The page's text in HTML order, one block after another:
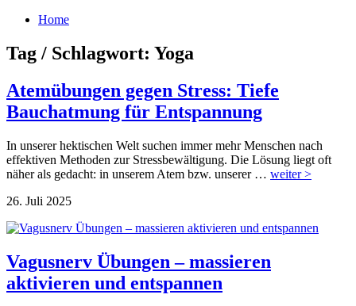
Home
Tag / Schlagwort: Yoga
Atemübungen gegen Stress: Tiefe
Bauchatmung für Entspannung
In unserer hektischen Welt suchen immer mehr Menschen nach
effektiven Methoden zur Stressbewältigung. Die Lösung liegt oft
näher als gedacht: in unserem Atem bzw. unserer … weiter >
26. Juli 2025
Vagusnerv Übungen – massieren
aktivieren und entspannen